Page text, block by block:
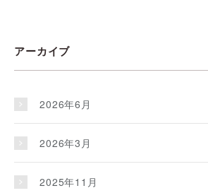
アーカイブ
2026年6月
2026年3月
2025年11月